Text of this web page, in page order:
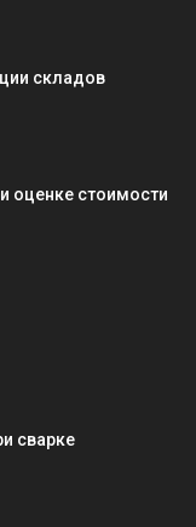
складов
оценке стоимости
сварке